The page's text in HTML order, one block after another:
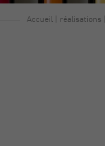
Accueil réalisations